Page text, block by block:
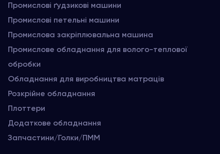
Промислові ґудзикові машини
Промислові петельні машини
Промислова закріплювальна машина
Промислове обладнання для волого-теплової
обробки
Обладнання для виробництва матраців
Розкрійне обладнання
Плоттери
Додаткове обладнання
Запчастини/Голки/ПММ